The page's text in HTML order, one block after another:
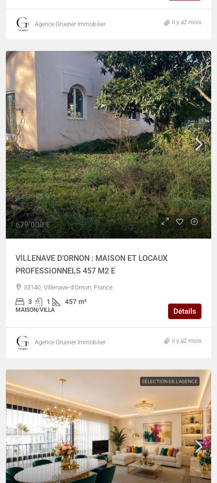
Agence Gruener Immobilier il y a2 mois
679 000 €
VILLENAVE D’ORNON : MAISON ET LOCAUX
PROFESSIONNELS 457 M2 E
33140, Villenave-d'Ornon, France
3 1 457 m²
MAISON/VILLA Détails
Agence Gruener Immobilier il y a2 mois
SÉLECTION DE L'AGENCE